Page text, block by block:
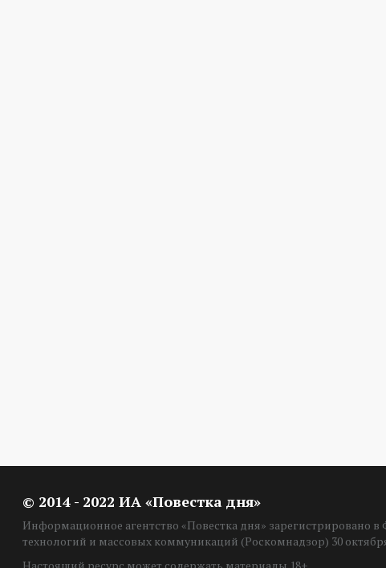
© 2014 - 2022 ИА «Повестка дня»
Информационное агентство «Повестка дня»
технологий и массовых коммуникаций (Роскомнадзор) 30